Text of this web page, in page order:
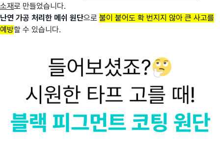
소재로 만들었습니다.
난연 가공 처리한 메쉬 원단으로 불이 붙어도 확 번지지 않아 큰 사고를
예방할 수 있습니다.